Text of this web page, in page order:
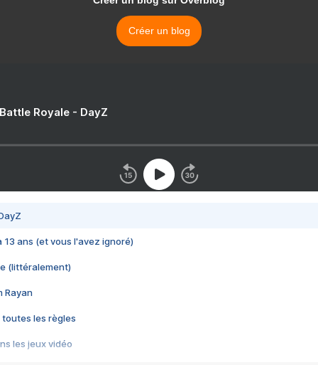
Créer un blog
Royale - DayZ
13 ans (et vous l'avez ignoré)
(littéralement)
Rayan
toutes les règles
les jeux vidéo